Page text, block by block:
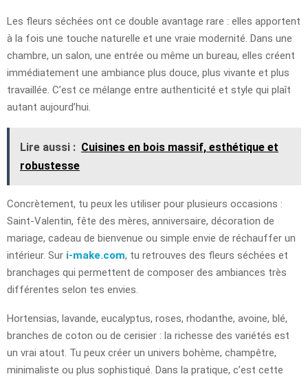
Les fleurs séchées ont ce double avantage rare : elles apportent
à la fois une touche naturelle et une vraie modernité. Dans une
chambre, un salon, une entrée ou même un bureau, elles créent
immédiatement une ambiance plus douce, plus vivante et plus
travaillée. C’est ce mélange entre authenticité et style qui plaît
autant aujourd’hui.
Lire aussi : Cuisines en bois massif, esthétique et
robustesse
Concrètement, tu peux les utiliser pour plusieurs occasions :
Saint-Valentin, fête des mères, anniversaire, décoration de
mariage, cadeau de bienvenue ou simple envie de réchauffer un
intérieur. Sur i-make.com, tu retrouves des fleurs séchées et
branchages qui permettent de composer des ambiances très
différentes selon tes envies.
Hortensias, lavande, eucalyptus, roses, rhodanthe, avoine, blé,
branches de coton ou de cerisier : la richesse des variétés est
un vrai atout. Tu peux créer un univers bohème, champêtre,
minimaliste ou plus sophistiqué. Dans la pratique, c’est cette